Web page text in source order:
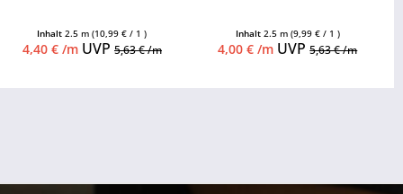
Inhalt2.5 m(10,99 € / 1 )
4,40 € /mUVP 5,63 € /m
Inhalt 2.5 m (9,99 € / 1 )
4,00 € /m UVP5,63 € /m